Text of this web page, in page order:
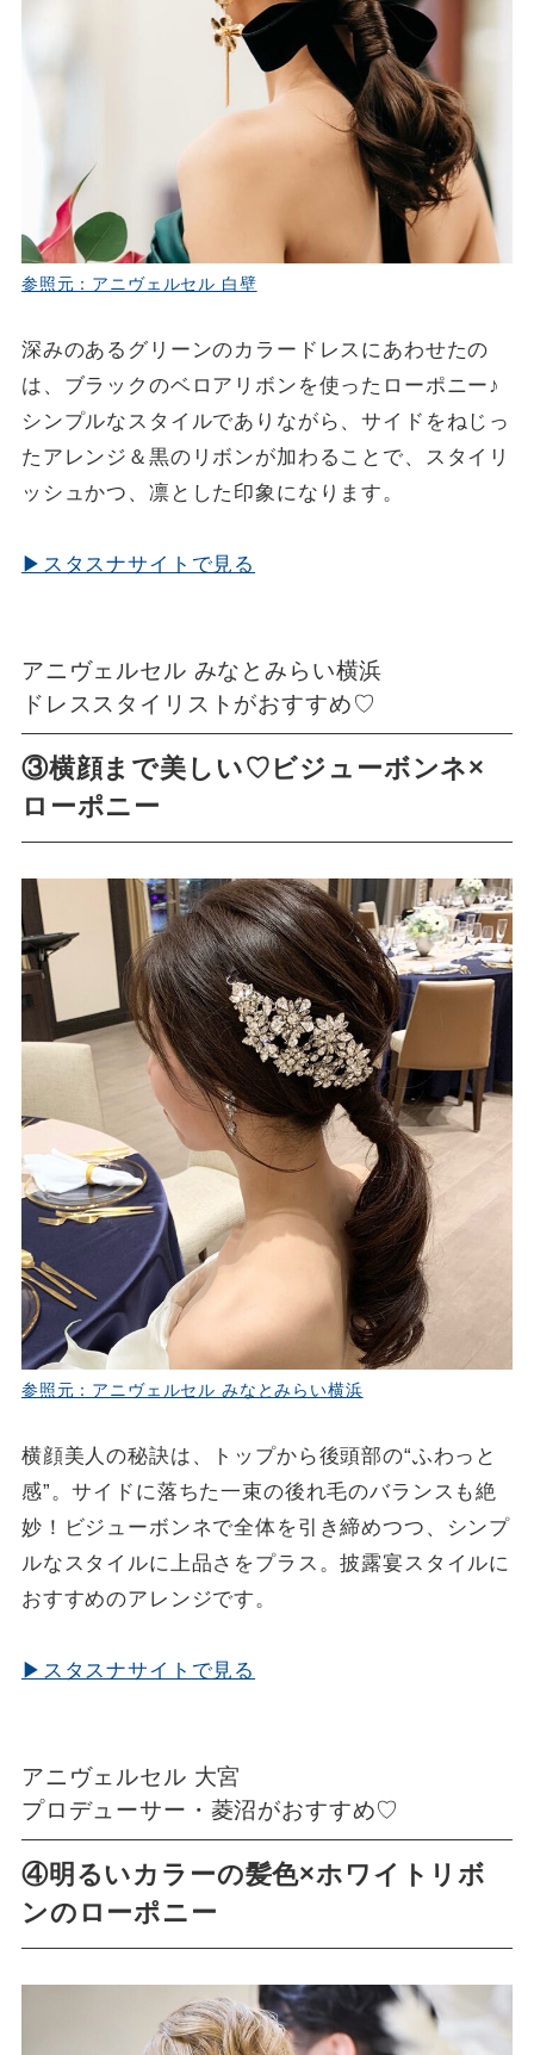
参照元：アニヴェルセル 白壁
深みのあるグリーンのカラードレスにあわせたの
は、ブラックのベロアリボンを使ったローポニー♪
シンプルなスタイルでありながら、サイドをねじっ
たアレンジ＆黒のリボンが加わることで、スタイリ
ッシュかつ、凛とした印象になります。
▶スタスナサイトで見る
アニヴェルセル みなとみらい横浜
ドレススタイリストがおすすめ♡
③横顔まで美しい♡ビジューボンネ×
ローポニー
参照元：アニヴェルセル みなとみらい横浜
横顔美人の秘訣は、トップから後頭部の“ふわっと
感”。サイドに落ちた一束の後れ毛のバランスも絶
妙！ビジューボンネで全体を引き締めつつ、シンプ
ルなスタイルに上品さをプラス。披露宴スタイルに
おすすめのアレンジです。
▶スタスナサイトで見る
アニヴェルセル 大宮
プロデューサー・菱沼がおすすめ♡
④明るいカラーの髪色×ホワイトリボ
ンのローポニー